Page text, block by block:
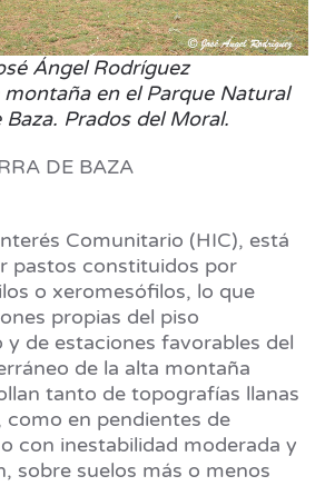
Ángel Rodríguez
en el Parque Natural
Baza. Prados del Moral.
DE BAZA
Comunitario (HIC), está
pastos constituidos por
o xeromesófilos, lo que
propias del piso
de estaciones favorables del
de la alta montaña
tanto de topografías llanas
como en pendientes de
con inestabilidad moderada y
sobre suelos más o menos